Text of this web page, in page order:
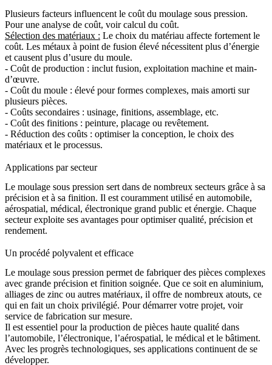
Plusieurs facteurs influencent le coût du moulage sous pression.
Pour une analyse de coût, voircalcul du coût.
Sélection des matériaux : Le choix du matériau affecte fortement le
coût. Les métaux à point de fusion élevé nécessitent plus d’énergie
et causent plus d’usure du moule.
- Coût de production : inclut fusion, exploitation machine et main-
d’œuvre.
- Coût du moule : élevé pour formes complexes, mais amorti sur
plusieurs pièces.
- Coûts secondaires : usinage, finitions, assemblage, etc.
- Coût des finitions : peinture, placage ou revêtement.
- Réduction des coûts : optimiser la conception, le choix des
matériaux et le processus.
Applications par secteur
Le moulage sous pression sert dans de nombreux secteurs grâce à sa
précision et à sa finition. Il est couramment utilisé en automobile,
aérospatial, médical, électronique grand public et énergie. Chaque
secteur exploite ses avantages pour optimiser qualité, précision et
rendement.
Un procédé polyvalent et efficace
Le moulage sous pression permet de fabriquer des pièces complexes
avec grande précision et finition soignée. Que ce soit en aluminium,
alliages de zinc ou autres matériaux, il offre de nombreux atouts, ce
qui en fait un choix privilégié. Pour démarrer votre projet, voir
service de fabrication sur mesure.
Il est essentiel pour la production de pièces haute qualité dans
l’automobile, l’électronique, l’aérospatial, le médical et le bâtiment.
Avec les progrès technologiques, ses applications continuent de se
développer.